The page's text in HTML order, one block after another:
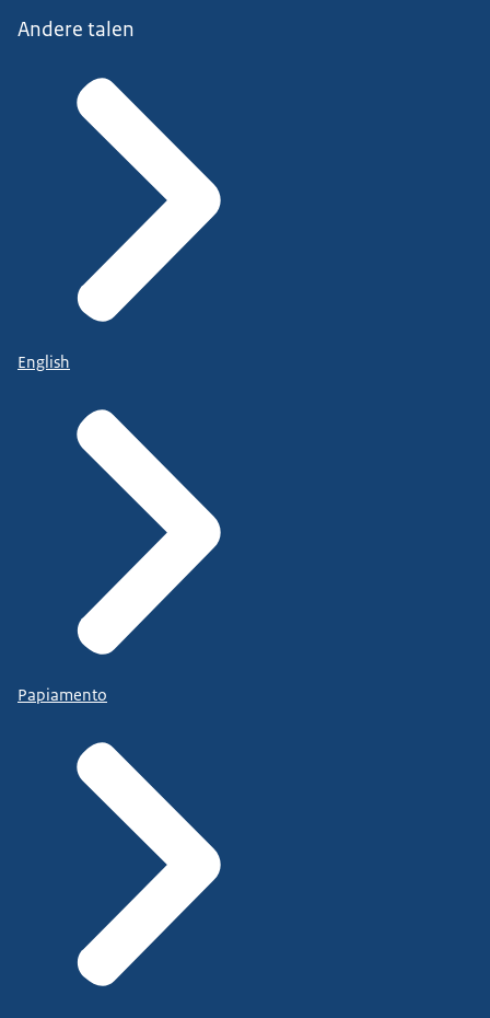
Andere talen
English
Papiamento